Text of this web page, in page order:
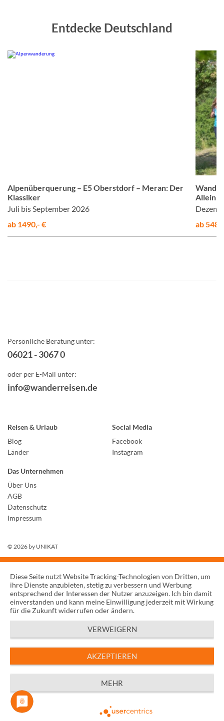
Entdecke Deutschland
Alpenüberquerung – E5 Oberstdorf – Meran: Der
Klassiker
Juli bis September 2026
ab 1490,- €
ab
Persönliche Beratung unter:
06021 - 3067 0
oder per E-Mail unter:
info@wanderreisen.de
Reisen & Urlaub
Blog
Länder
Social Media
Facebook
Instagram
Das Unternehmen
Über Uns
AGB
Datenschutz
Impressum
© 2026 by UNIKAT
Diese Seite nutzt Website Tracking-Technologien von Dritten, um
ihre Dienste anzubieten, stetig zu verbessern und Werbung
entsprechend der Interessen der Nutzer anzuzeigen. Ich bin damit
einverstanden und kann meine Einwilligung jederzeit mit Wirkung
für die Zukunft widerrufen oder ändern.
VERWEIGERN
AKZEPTIEREN
MEHR